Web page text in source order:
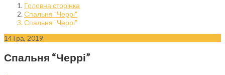
Головна сторінка
Спальня "Черрі"
Спальня "Черрі"
14Тра, 2019
Спальня “Черрі”